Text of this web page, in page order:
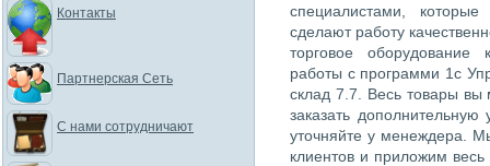
специалистами,
сделают работу
торговое оборудование
работы с программи 1с
склад 7.7. Весь товары вы
заказать
уточняйте у менеждера.
клиентов и приложим
Контакты
Партнерская Сеть
С нами сотрудничают